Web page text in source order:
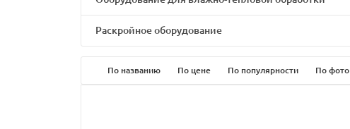
Раскройное оборудование
По названию По цене По популярности По фото